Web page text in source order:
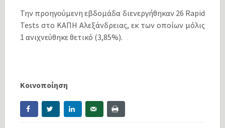
Την προηγούμενη εβδομάδα διενεργήθηκαν 26 Rapid
Tests στο ΚΑΠΗ Αλεξάνδρειας, εκ των οποίων μόλις
1 ανιχνεύθηκε θετικό (3,85%).
Κοινοποίηση